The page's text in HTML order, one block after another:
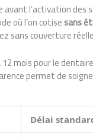
avant l’activation des
où l’on cotisesans
sans couverture
mois pour le
permet de
Délai